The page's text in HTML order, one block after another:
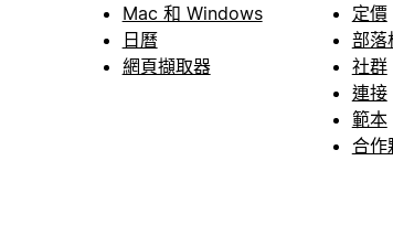
Mac 和 Windows
日曆
網頁擷取器
定價
部落
社群
連接
範本
合作